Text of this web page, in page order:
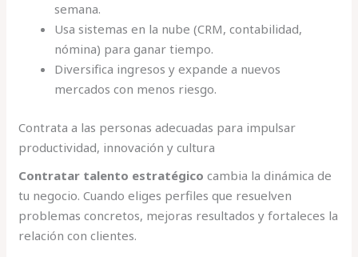
semana.
Usa sistemas en la nube (CRM, contabilidad,
nómina) para ganar tiempo.
Diversifica ingresos y expande a nuevos
mercados con menos riesgo.
Contrata a las personas adecuadas para impulsar
productividad, innovación y cultura
Contratar talento estratégico cambia la dinámica de
tu negocio. Cuando eliges perfiles que resuelven
problemas concretos, mejoras resultados y fortaleces la
relación con clientes.